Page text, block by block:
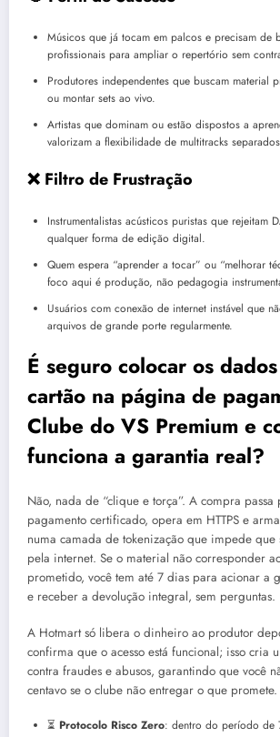
Músicos que já tocam em palcos e precisam de
profissionais para ampliar o repertório sem
Produtores independentes que buscam material
ou montar sets ao vivo.
Artistas que dominam ou estão dispostos a
valorizam a flexibilidade de multitracks
❌ Filtro de Frustração
Instrumentalistas acústicos puristas que rejeitam
qualquer forma de edição digital.
Quem espera “aprender a tocar” ou “melhorar
foco aqui é produção, não pedagogia
Usuários com conexão de internet instável que
arquivos de grande porte regularmente.
É seguro colocar os
cartão na página de
Clube do VS Premium e
funciona a garantia real?
Não, nada de “clique e torça”. A compra
pagamento certificado, opera em HTTPS e
numa camada de tokenização que impede que
pela internet. Se o material não corresponder
prometido, você tem até 7 dias para acionar a
e receber a devolução integral, sem perguntas.
A Hotmart só libera o dinheiro ao produtor
confirma que o acesso está funcional; isso cria
contra fraudes e abusos, garantindo que você
centavo se o clube não entregar o que promete.
⏳ Protocolo Risco Zero: dentro do período de